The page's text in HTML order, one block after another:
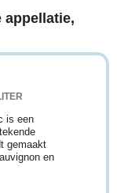
appellatie,
is een
gemaakt
en